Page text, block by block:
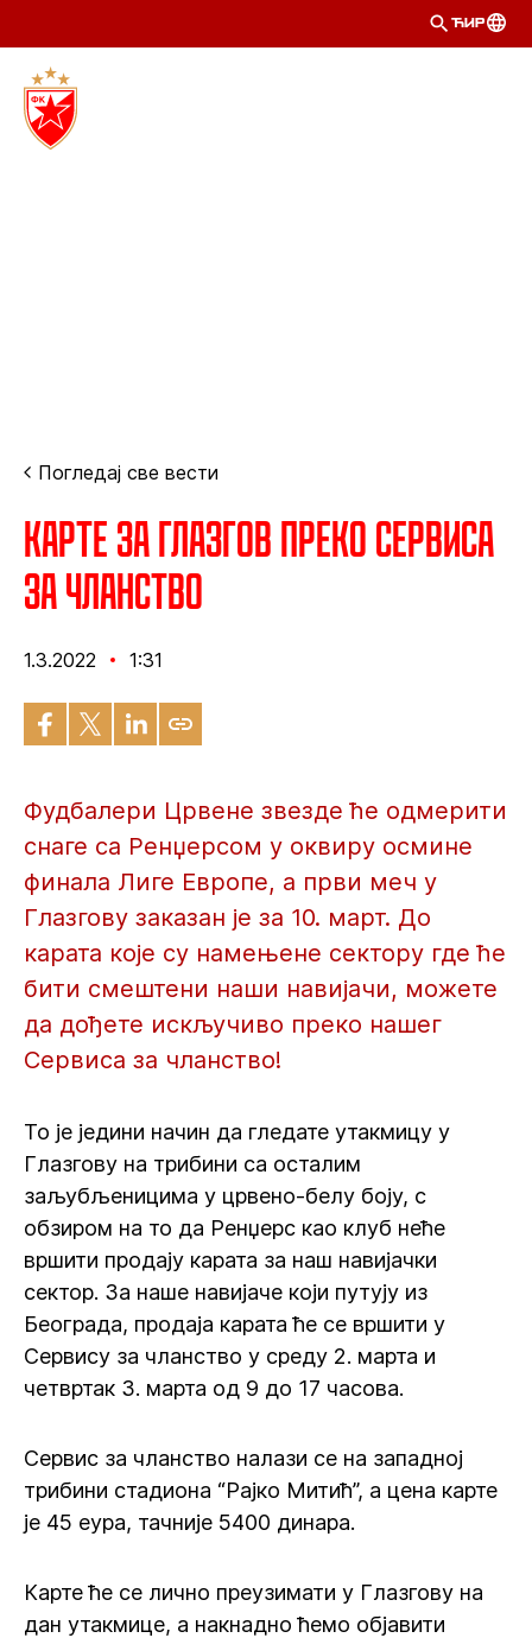
ЋИР
Погледај све вести
Карте за Глазгов преко Сервиса
за чланство
1.3.2022 1:31
Фудбалери Црвене звезде ће одмерити
снаге са Ренџерсом у оквиру осмине
финала Лиге Европе, а први меч у
Глазгову заказан је за 10. март. До
карата које су намењене сектору где ће
бити смештени наши навијачи, можете
да дођете искључиво преко нашег
Сервиса за чланство!
То је једини начин да гледате утакмицу у
Глазгову на трибини са осталим
заљубљеницима у црвено-белу боју, с
обзиром на то да Ренџерс као клуб неће
вршити продају карата за наш навијачки
сектор. За наше навијаче који путују из
Београда, продаја карата ће се вршити у
Сервису за чланство у среду 2. марта и
четвртак 3. марта од 9 до 17 часова.
Сервис за чланство налази се на западној
трибини стадиона “Рајко Митић”, а цена карте
је 45 еура, тачније 5400 динара.
Карте ће се лично преузимати у Глазгову на
дан утакмице, а накнадно ћемо објавити